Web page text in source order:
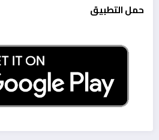
حمل التطبيق